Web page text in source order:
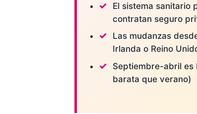
El sistema sanitario
contratan seguro
Las mudanzas
Irlanda o Reino
Septiembre-abril es
barata que verano)